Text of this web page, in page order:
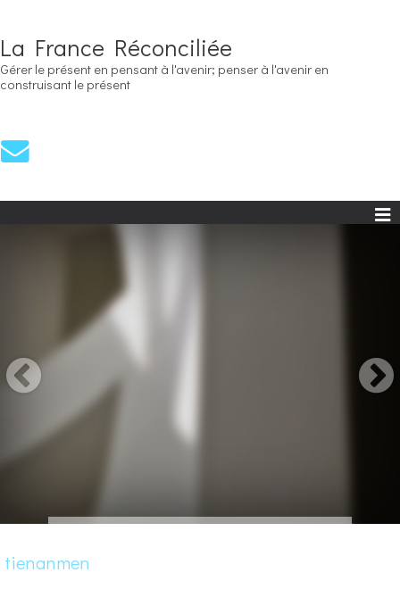
La France Réconciliée
Gérer le présent en pensant à l'avenir; penser à l'avenir en
construisant le présent
tienanmen